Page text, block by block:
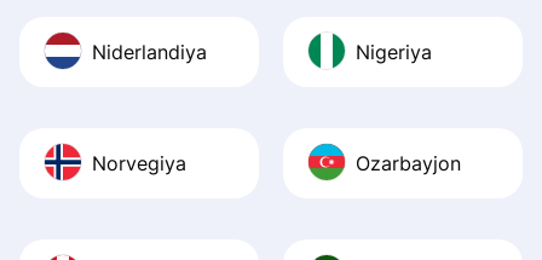
Niderlandiya Nigeriya
Norvegiya Ozarbayjon